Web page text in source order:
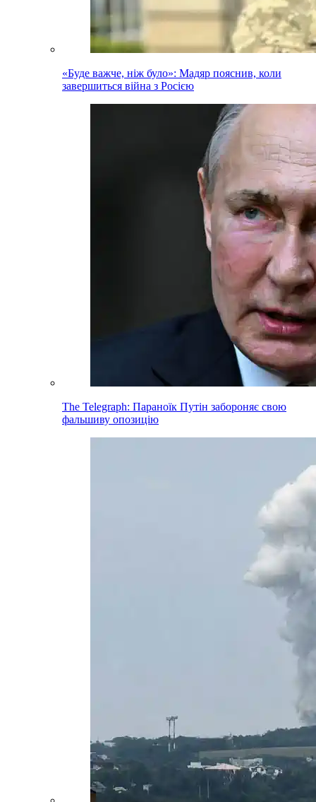
«Буде важче, ніж було»: Мадяр пояснив, коли
завершиться війна з Росією
The Telegraph: Параноїк Путін забороняє свою
фальшиву опозицію